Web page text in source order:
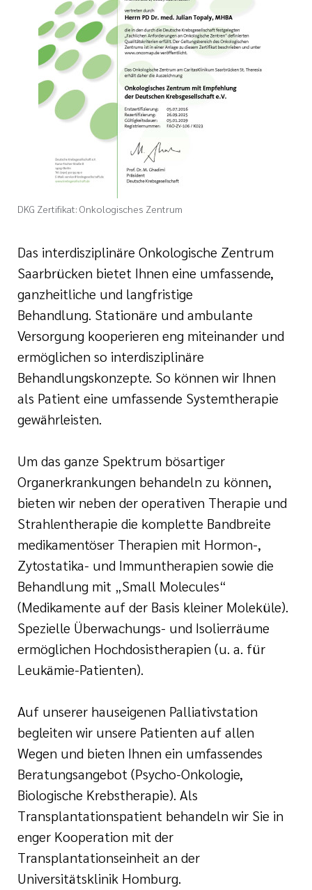
in
digital -
DKG Zertifikat: Onkologisches Zentrum
Das interdisziplinäre Onkologische Zentrum
Saarbrücken bietet Ihnen eine umfassende,
ganzheitliche und langfristige
Behandlung. Stationäre und ambulante
Versorgung kooperieren eng miteinander und
ermöglichen so interdisziplinäre
Behandlungskonzepte. So können wir Ihnen
als Patient eine umfassende Systemtherapie
gewährleisten.
Um das ganze Spektrum bösartiger
Organerkrankungen behandeln zu können,
bieten wir neben der operativen Therapie und
Strahlentherapie die komplette Bandbreite
medikamentöser Therapien mit Hormon-,
Zytostatika- und Immuntherapien sowie die
Behandlung mit „Small Molecules“
(Medikamente auf der Basis kleiner Moleküle).
Spezielle Überwachungs- und Isolierräume
ermöglichen Hochdosistherapien (u. a. für
Leukämie-Patienten).
Auf unserer hauseigenen Palliativstation
begleiten wir unsere Patienten auf allen
Wegen und bieten Ihnen ein umfassendes
Beratungsangebot (Psycho-Onkologie,
Biologische Krebstherapie). Als
Transplantationspatient behandeln wir Sie in
enger Kooperation mit der
Transplantationseinheit an der
Universitätsklinik Homburg.